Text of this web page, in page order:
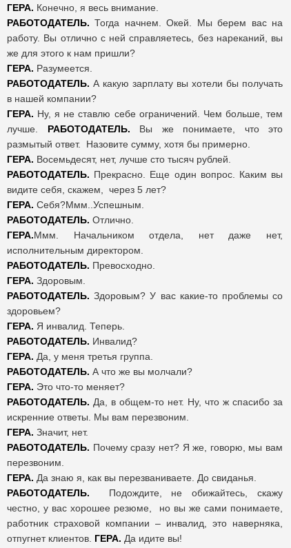
ГЕРА. Конечно, я весь внимание.
РАБОТОДАТЕЛЬ. Тогда начнем. Окей. Мы берем вас на
работу. Вы отлично с ней справляетесь, без нареканий, вы
же для этого к нам пришли?
ГЕРА. Разумеется.
РАБОТОДАТЕЛЬ. А какую зарплату вы хотели бы получать
в нашей компании?
ГЕРА. Ну, я не ставлю себе ограничений. Чем больше, тем
лучше. РАБОТОДАТЕЛЬ. Вы же понимаете, что это
размытый ответ. Назовите сумму, хотя бы примерно.
ГЕРА. Восемьдесят, нет, лучше сто тысяч рублей.
РАБОТОДАТЕЛЬ. Прекрасно. Еще один вопрос. Каким вы
видите себя, скажем, через 5 лет?
ГЕРА. Себя?Ммм..Успешным.
РАБОТОДАТЕЛЬ. Отлично.
ГЕРА.Ммм. Начальником отдела, нет даже нет,
исполнительным директором.
РАБОТОДАТЕЛЬ. Превосходно.
ГЕРА. Здоровым.
РАБОТОДАТЕЛЬ. Здоровым? У вас какие-то проблемы со
здоровьем?
ГЕРА. Я инвалид. Теперь.
РАБОТОДАТЕЛЬ. Инвалид?
ГЕРА. Да, у меня третья группа.
РАБОТОДАТЕЛЬ. А что же вы молчали?
ГЕРА. Это что-то меняет?
РАБОТОДАТЕЛЬ. Да, в общем-то нет. Ну, что ж спасибо за
искренние ответы. Мы вам перезвоним.
ГЕРА. Значит, нет.
РАБОТОДАТЕЛЬ. Почему сразу нет? Я же, говорю, мы вам
перезвоним.
ГЕРА. Да знаю я, как вы перезваниваете. До свиданья.
РАБОТОДАТЕЛЬ. Подождите, не обижайтесь, скажу
честно, у вас хорошее резюме, но вы же сами понимаете,
работник страховой компании – инвалид, это наверняка,
отпугнет клиентов. ГЕРА. Да идите вы!